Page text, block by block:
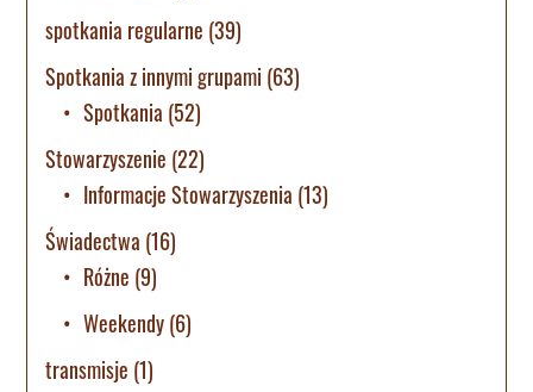
spotkania regularne (39)
Spotkania z innymi grupami (63)
Spotkania (52)
Stowarzyszenie (22)
Informacje Stowarzyszenia (13)
Świadectwa (16)
Różne (9)
Weekendy(6)
transmisje (1)